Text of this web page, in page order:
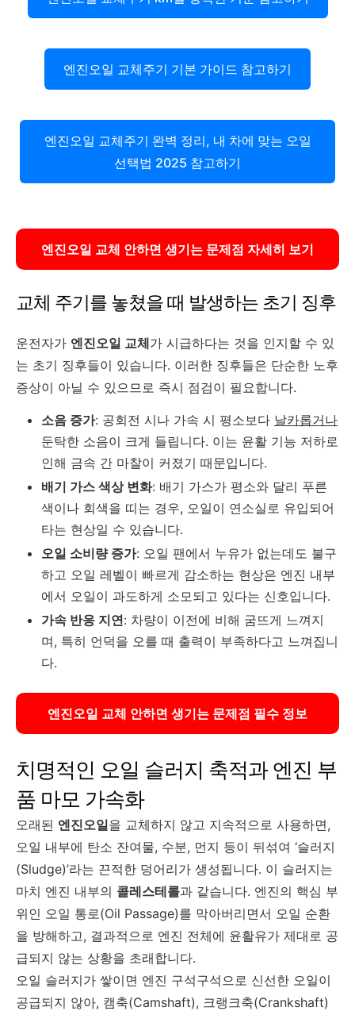
엔진오일 교체주기 기본 가이드 참고하기
엔진오일 교체주기 완벽 정리, 내 차에 맞는 오일
선택법 2025 참고하기
엔진오일 교체 안하면 생기는 문제점 자세히 보기
교체 주기를 놓쳤을 때 발생하는 초기 징후
운전자가 엔진오일 교체가 시급하다는 것을 인지할 수 있
는 초기 징후들이 있습니다. 이러한 징후들은 단순한 노후
증상이 아닐 수 있으므로 즉시 점검이 필요합니다.
소음 증가: 공회전 시나 가속 시 평소보다 날카롭거나
둔탁한 소음이 크게 들립니다. 이는 윤활 기능 저하로
인해 금속 간 마찰이 커졌기 때문입니다.
배기 가스 색상 변화: 배기 가스가 평소와 달리 푸른
색이나 회색을 띠는 경우, 오일이 연소실로 유입되어
타는 현상일 수 있습니다.
오일 소비량 증가: 오일 팬에서 누유가 없는데도 불구
하고 오일 레벨이 빠르게 감소하는 현상은 엔진 내부
에서 오일이 과도하게 소모되고 있다는 신호입니다.
가속 반응 지연: 차량이 이전에 비해 굼뜨게 느껴지
며, 특히 언덕을 오를 때 출력이 부족하다고 느껴집니
다.
엔진오일 교체 안하면 생기는 문제점 필수 정보
치명적인 오일 슬러지 축적과 엔진 부
품 마모 가속화
오래된 엔진오일을 교체하지 않고 지속적으로 사용하면,
오일 내부에 탄소 잔여물, 수분, 먼지 등이 뒤섞여 ‘슬러지
(Sludge)’라는 끈적한 덩어리가 생성됩니다. 이 슬러지는
마치 엔진 내부의 콜레스테롤과 같습니다. 엔진의 핵심 부
위인 오일 통로(Oil Passage)를 막아버리면서 오일 순환
을 방해하고, 결과적으로 엔진 전체에 윤활유가 제대로 공
급되지 않는 상황을 초래합니다.
오일 슬러지가 쌓이면 엔진 구석구석으로 신선한 오일이
공급되지 않아, 캠축(Camshaft), 크랭크축(Crankshaft)